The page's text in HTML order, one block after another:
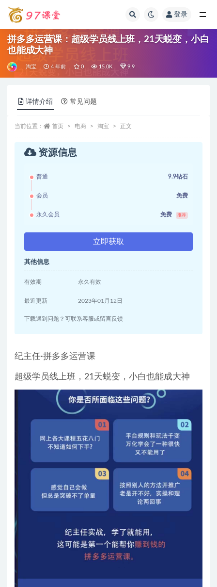
登录
拼多多运营课：超级学员线上班，21天蜕变，小白
也能成大神
淘宝 4 年前 0 15.0K 9.9
详情介绍 常见问题
当前位置： 首页 电商 淘宝 正文
资源信息
普通 9.9钻石
会员 免费
永久会员 免费 推荐
立即获取
其他信息
有效期 永久有效
最近更新 2023年01月12日
下载遇到问题？可联系客服或留言反馈
纪主任·拼多多运营课
超级学员线上班，21天蜕变，小白也能成大神